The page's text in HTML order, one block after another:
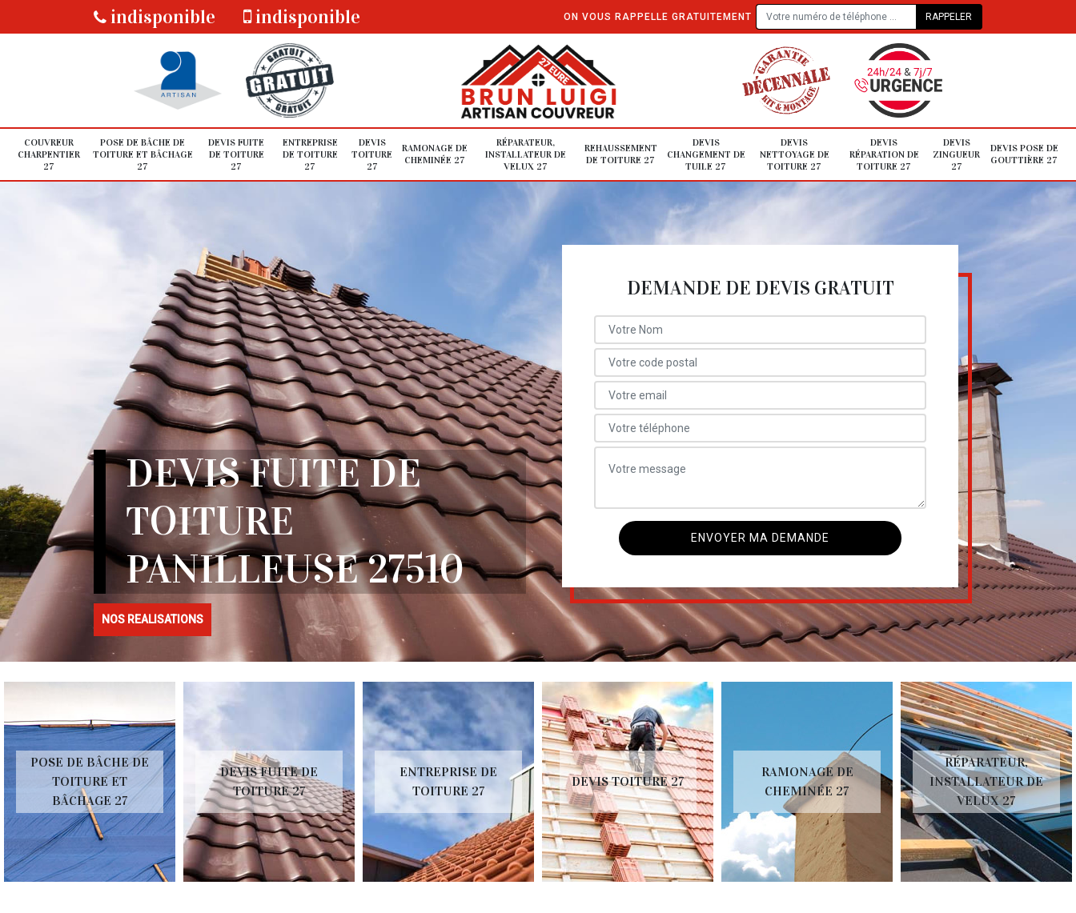
indisponible indisponible ON VOUS RAPPELLE GRATUITEMENT
COUVREUR
CHARPENTIER
27
POSE DE BÂCHE DE
TOITURE ET BÂCHAGE
27
DEVIS FUITE
DE TOITURE
27
ENTREPRISE
DE TOITURE
27
DEVIS
TOITURE
27
RAMONAGE DE
CHEMINÉE 27
RÉPARATEUR,
INSTALLATEUR DE
VELUX 27
REHAUSSEMENT
DE TOITURE 27
DEVIS
CHANGEMENT DE
TUILE 27
DEVIS
NETTOYAGE DE
TOITURE 27
DEVIS
RÉPARATION DE
TOITURE 27
DEVIS
ZINGUEUR
27
DEVIS POSE DE
GOUTTIÈRE 27
DEVIS FUITE DE
TOITURE
PANILLEUSE 27510
NOS REALISATIONS
DEMANDE DE DEVIS GRATUIT
POSE DE BÂCHE DE
TOITURE ET
BÂCHAGE 27
DEVIS FUITE DE
TOITURE 27
ENTREPRISE DE
TOITURE 27
DEVIS TOITURE 27
RAMONAGE DE
CHEMINÉE 27
RÉPARATEUR,
INSTALLATEUR DE
VELUX 27